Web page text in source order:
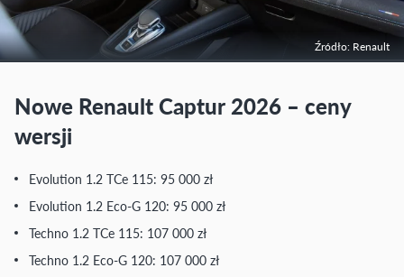
Źródło: Renault
Nowe Renault Captur 2026 – ceny
wersji
Evolution 1.2 TCe 115: 95 000 zł
Evolution 1.2 Eco-G 120: 95 000 zł
Techno 1.2 TCe 115: 107 000 zł
Techno 1.2 Eco-G 120: 107 000 zł